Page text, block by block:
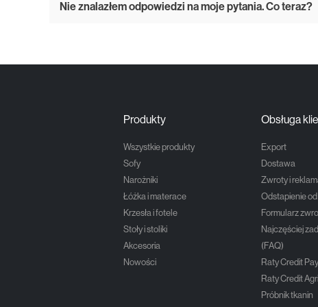
Nie znalazłem odpowiedzi na moje pytania. Co teraz?
Produkty
Wszystkie produkty
Sofy
Narożniki
Łóżka i materace
Krzesła i fotele
Stoły i stoliki
Akcesoria
Nowości
Obsługa
Export
Dostawa
Zwroty i
Odstapienie
Formularz
Najczęściej
(FAQ)
Raty Credit
Raty Credit
Próbnik tkanin